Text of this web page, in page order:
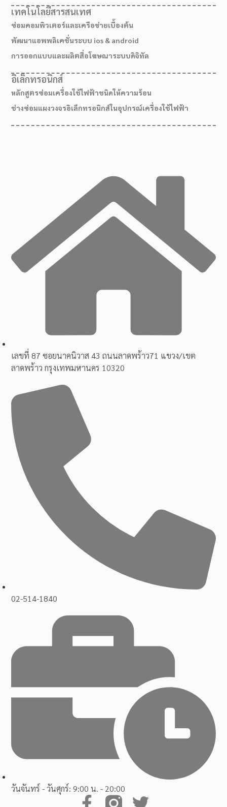
เส้นทางมาโรงเรียน
เลขที่ 87 ซอยนาคนิวาส 43 ถนนลาดพร้าว71 แขวง/เขต
ลาดพร้าว กรุงเทพมหานคร 10320
02-514-1840
วันจันทร์ - วันศุกร์: 9:00 น. - 20:00
เทคโนโลยีสารสนเทศ
ซ่อมคอมพิวเตอร์และเครือข่ายเบื้องต้น
พัฒนาแอพพลิเคชั่นระบบ ios & android
การออกแบบและผลิตสื่อโฆษณาระบบดิจิทัล
อิเล็กทรอนิกส์
หลักสูตรซ่อมเครื่องใช้ไฟฟ้าชนิดให้ความร้อน
ช่างซ่อมแผงวงจรอิเล็กทรอนิกส์ในอุปกรณ์เครื่องใช้ไฟฟ้า